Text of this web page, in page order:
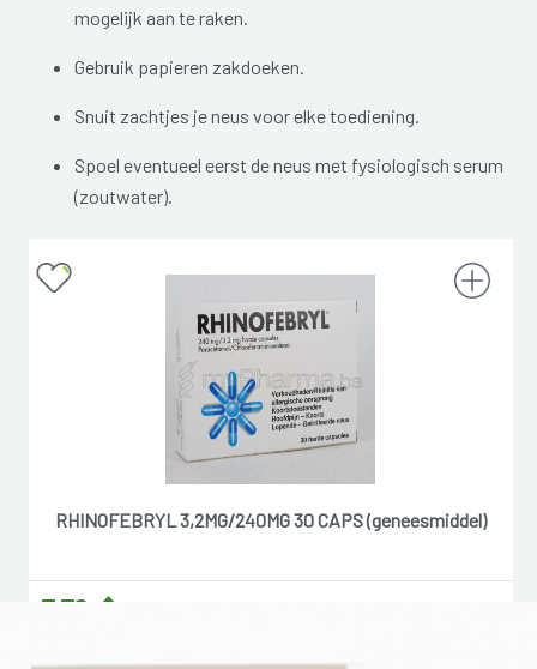
mogelijk aan te raken.
Gebruik papieren zakdoeken.
Snuit zachtjes je neus voor elke toediening.
Spoel eventueel eerst de neus met fysiologisch serum
(zoutwater).
RHINOFEBRYL 3,2MG/240MG 30 CAPS (geneesmiddel)
7,78 �